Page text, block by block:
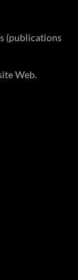
(publications
Web.